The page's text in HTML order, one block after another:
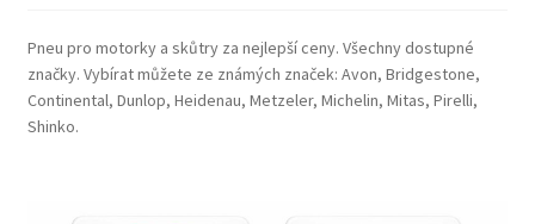
Pneu pro motorky a skůtry za nejlepší ceny. Všechny dostupné
značky. Vybírat můžete ze známých značek: Avon, Bridgestone,
Continental, Dunlop, Heidenau, Metzeler, Michelin, Mitas, Pirelli,
Shinko.